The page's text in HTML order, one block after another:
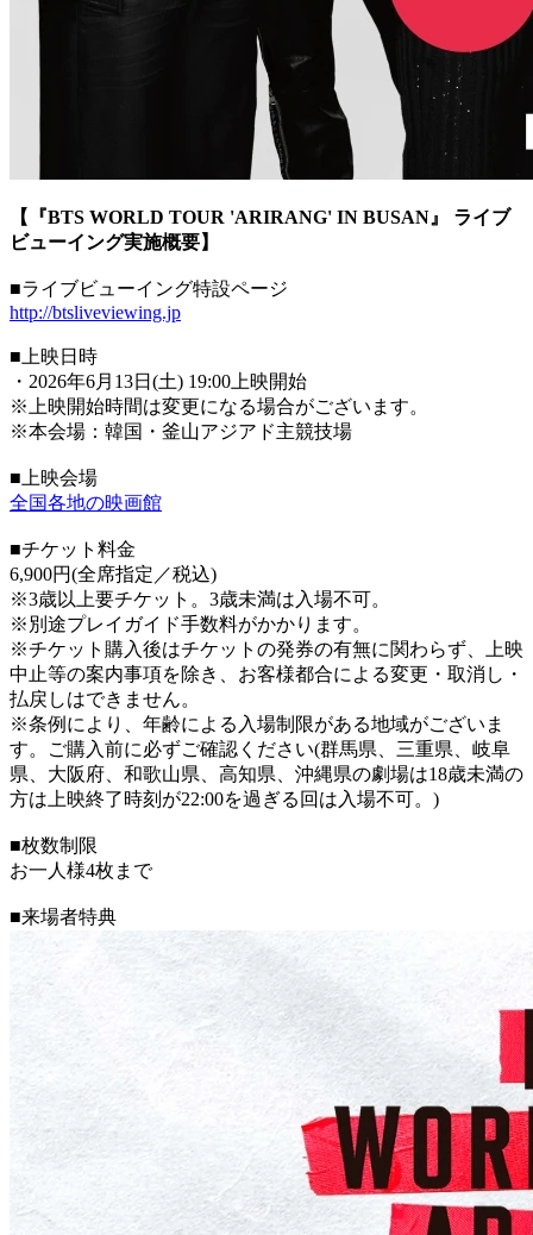
【『BTS WORLD TOUR 'ARIRANG' IN BUSAN』 ライブ
ビューイング実施概要】
■ライブビューイング特設ページ
http://btsliveviewing.jp
■上映日時
・2026年6月13日(土) 19:00上映開始
※上映開始時間は変更になる場合がございます。
※本会場：韓国・釜山アジアド主競技場
■上映会場
全国各地の映画館
■チケット料金
6,900円(全席指定／税込)
※3歳以上要チケット。3歳未満は入場不可。
※別途プレイガイド手数料がかかります。
※チケット購入後はチケットの発券の有無に関わらず、上映
中止等の案内事項を除き、お客様都合による変更・取消し・
払戻しはできません。
※条例により、年齢による入場制限がある地域がございま
す。ご購入前に必ずご確認ください(群馬県、三重県、岐阜
県、大阪府、和歌山県、高知県、沖縄県の劇場は18歳未満の
方は上映終了時刻が22:00を過ぎる回は入場不可。)
■枚数制限
お一人様4枚まで
■来場者特典